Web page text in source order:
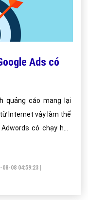
Ads có
quảng cáo mang lại
Internet vậy làm thế
chạy hay
08-08 04:59:23